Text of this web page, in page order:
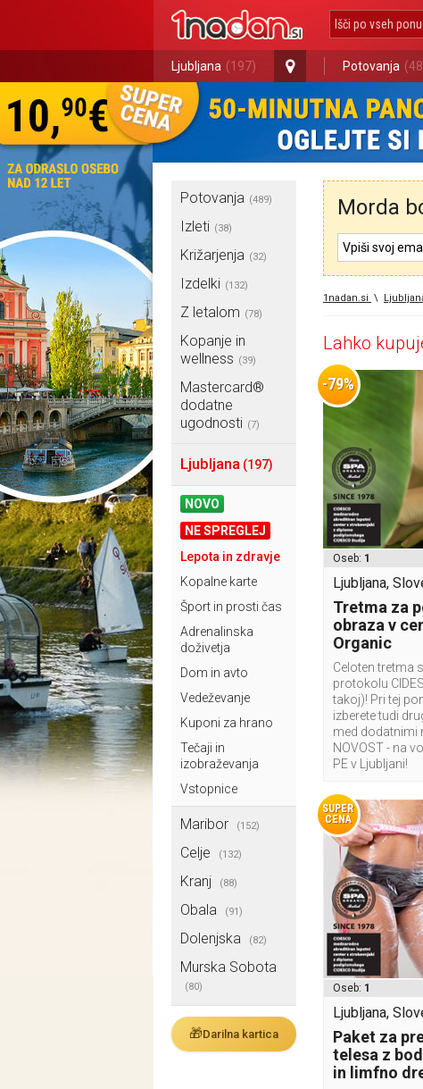
Ljubljana (197) Potovanja
Potovanja (489)
Izleti (38)
Križarjenja (32)
Izdelki (132)
Z letalom (78)
Kopanje in
wellness (39)
Mastercard®
dodatne
ugodnosti (7)
Ljubljana (197)
NOVO
NE SPREGLEJ
Lepota in zdravje
Kopalne karte
Šport in prosti čas
Adrenalinska
doživetja
Dom in avto
Vedeževanje
Kuponi za hrano
Tečaji in
izobraževanja
Vstopnice
Maribor (152)
Celje (132)
Kranj (88)
Obala (91)
Dolenjska (82)
Murska Sobota
(80)
🎁Darilna kartica
Morda
1nadan.si \
Lahko
-79%
Oseb: 1
Ljubljana,
Tretma za
obraza v
Organic
Celoten tretma
protokolu
takoj)! Pri tej
izberete tudi
med dodatnimi
NOVOST - na
PE v Ljubljani!
SUPER
CENA
Oseb: 1
Ljubljana,
Paket za
telesa z
in limfno